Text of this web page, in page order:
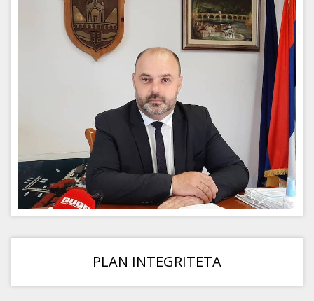
PLAN INTEGRITETA